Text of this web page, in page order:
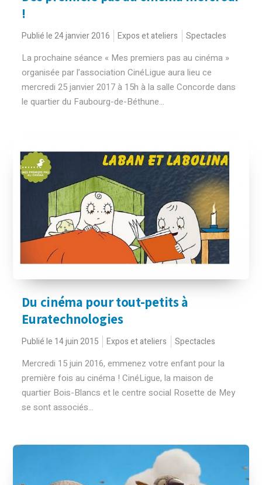
!
Publié le 24 janvier 2016 Expos et ateliers Spectacles
La prochaine séance « Mes premiers pas au cinéma »
organisée par l’association CinéLigue aura lieu ce
mercredi 25 janvier 2017 à 15h à la salle Concorde dans
le quartier du Faubourg-de-Béthune...
Du cinéma pour tout-petits à
Euratechnologies
Publié le 14 juin 2015 Expos et ateliers Spectacles
Mercredi 15 juin 2016, emmenez votre enfant pour la
première fois au cinéma ! CinéLigue, la maison de
quartier Bois-Blancs et le centre social Rosette de Mey
se sont associés...